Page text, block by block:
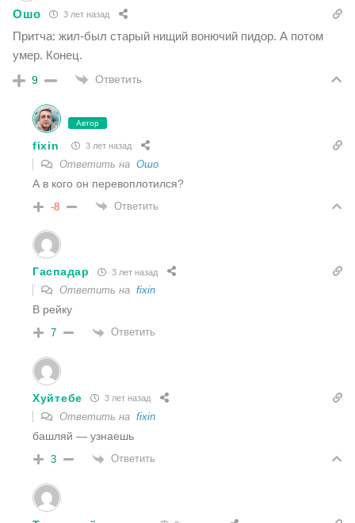
Ошо 3 лет назад
Притча: жил-был старый нищий вонючий пидор. А потом
умер. Конец.
9 Ответить
Автор
fixin 3 лет назад
Ответить на Ошо
А в кого он перевоплотился?
-8 Ответить
Гаспадар 3 лет назад
Ответить на fixin
В рейку
7 Ответить
Хуйтебе 3 лет назад
Ответить на fixin
башляй — узнаешь
3 Ответить